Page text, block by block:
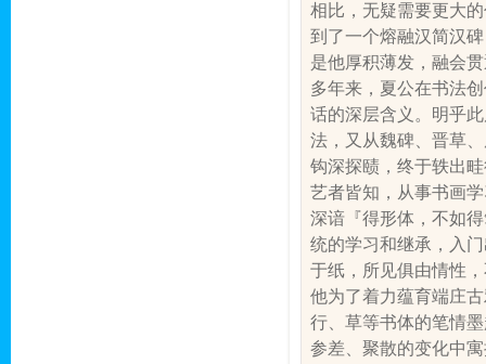
相比，无疑需要更大
到了一个熔融汉简汉
是他厚积薄发，融会
多年来，夏公在书法
话的深层含义。明乎
法，又从魏碑、晋草
钩深探赜，终于轶出
艺者皆知，从事书画
深谙『得形体，不如
统的学习和继承，入
于纸，所见俱由情性
他为了着力蕴育端庄
行、草等书体的笔情
参差、聚散的变化中